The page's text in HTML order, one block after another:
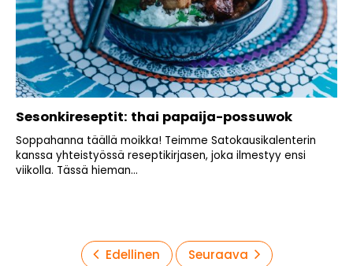
Sesonkireseptit: thai papaija-possuwok
Soppahanna täällä moikka! Teimme Satokausikalenterin
kanssa yhteistyössä reseptikirjasen, joka ilmestyy ensi
viikolla. Tässä hieman...
ArtikkelienEdellinen Seuraava